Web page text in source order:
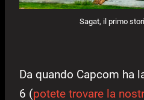
Sagat, il primo
Da quando Capcom ha
6 (potete trovare la